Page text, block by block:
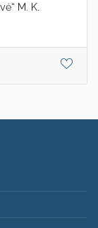
M. K.